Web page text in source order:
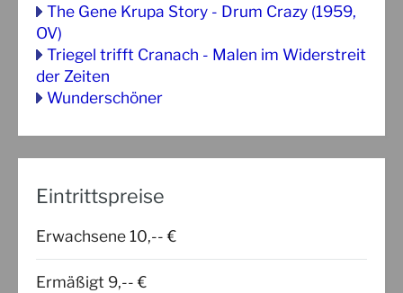
The Gene Krupa Story - Drum Crazy (1959,
OV)
Triegel trifft Cranach - Malen im Widerstreit
der Zeiten
Wunderschöner
Eintrittspreise
Erwachsene 10,-- €
Ermäßigt 9,-- €